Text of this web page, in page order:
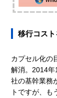
移行コス
カプセル化の
解消。2014
社の基幹業務
トですが、も